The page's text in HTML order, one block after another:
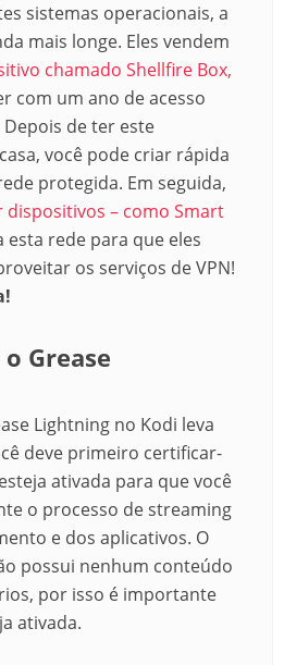
sistemas operacionais, a
mais longe. Eles vendem
chamado Shellfire Box,
com um ano de acesso
Depois de ter este
você pode criar rápida
protegida. Em seguida,
dispositivos – como Smart
esta rede para que eles
os serviços de VPN!
Grease
Lightning no Kodi leva
deve primeiro certificar-
ativada para que você
o processo de streaming
e dos aplicativos. O
possui nenhum conteúdo
por isso é importante
ativada.